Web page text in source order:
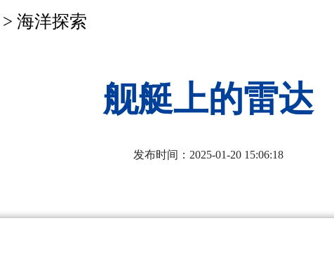
> 海洋探索
舰艇上的雷达
发布时间：2025-01-20 15:06:18